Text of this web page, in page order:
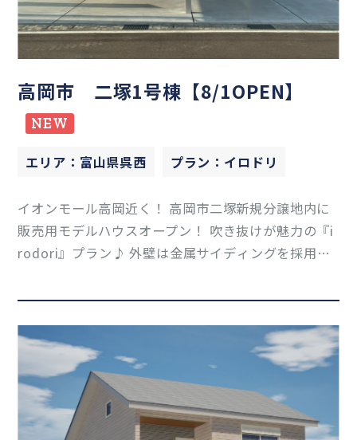
高岡市 二塚1号棟【8/1OPEN】
NEW
エリア：富山県呉西 プラン：イロドリ
イオンモール高岡近く！ 高岡市二塚新規分譲地内に
販売用モデルハウスオープン！ 吹き抜けが魅力の『i
rodori』プラン♪ 外壁は金属サイディングを採用☆
月1日OPENです☆ お問い合わせは小田まで！